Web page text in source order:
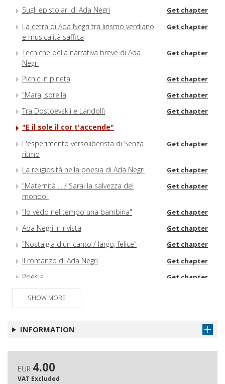
Sugli epistolari di Ada Negri Get chapter
La cetra di Ada Negri tra lirismo verdiano
e musicalità saffica
Get chapter
Tecniche della narrativa breve di Ada
Negri
Get chapter
Picnic in pineta Get chapter
"Mara, sorella Get chapter
Tra Dostoevskij e Landolfi Get chapter
"E il sole il cor t'accende"
L'esperimento versoliberista di Senza
ritmo
Get chapter
La religiosità nella poesia di Ada Negri Get chapter
"Maternità ... / Sarai la salvezza del
mondo"
Get chapter
"Io vedo nel tempo una bambina" Get chapter
Ada Negri in rivista Get chapter
"Nostalgia d'un canto / largo, felice" Get chapter
Il romanzo di Ada Negri Get chapter
Poesia Get chapter
SHOW MORE
INFORMATION
EUR 4.00
VAT Excluded